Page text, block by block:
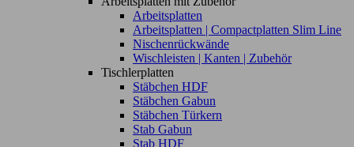
Arbeitsplatten
Arbeitsplatten | Compactplatten Slim Line
Nischenrückwände
Wischleisten | Kanten | Zubehör
Tischlerplatten
Stäbchen HDF
Stäbchen Gabun
Stäbchen Türkern
Stab Gabun
Stab HDF